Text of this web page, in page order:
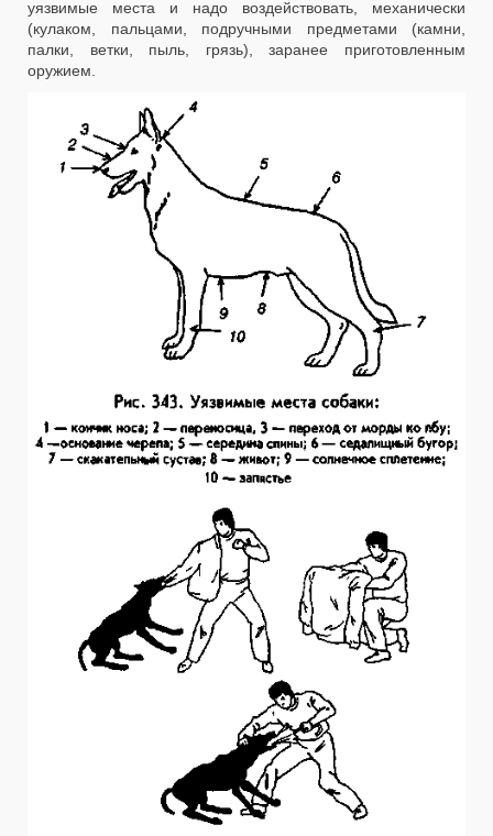
уязвимые места и надо воздействовать, механически
(кулаком, пальцами, подручными предметами (камни,
палки, ветки, пыль, грязь), заранее приготовленным
оружием.